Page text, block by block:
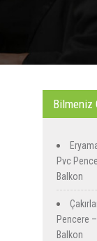
Bilmeniz
Pvc
Balkon
Pencere
Balkon